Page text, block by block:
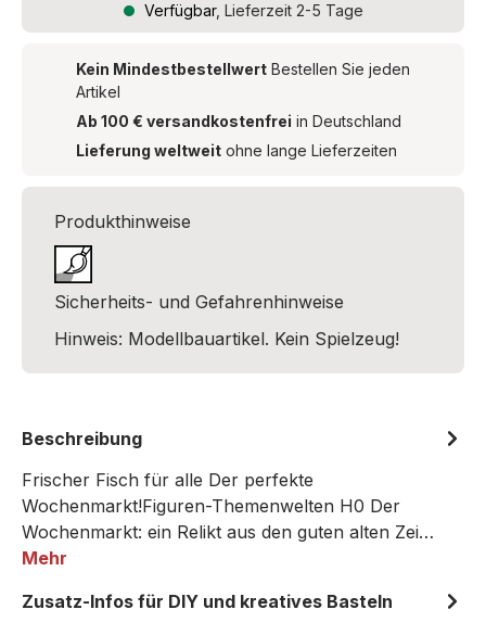
Verfügbar, Lieferzeit 2-5 Tage
Kein Mindestbestellwert Bestellen Sie jeden
Artikel
Ab 100 € versandkostenfrei in Deutschland
Lieferung weltweit ohne lange Lieferzeiten
Produkthinweise
Sicherheits- und Gefahrenhinweise
Hinweis: Modellbauartikel. Kein Spielzeug!
Beschreibung
Frischer Fisch für alle Der perfekte
Wochenmarkt!Figuren-Themenwelten H0 Der
Wochenmarkt: ein Relikt aus den guten alten Zei…
Mehr
Zusatz-Infos für DIY und kreatives Basteln